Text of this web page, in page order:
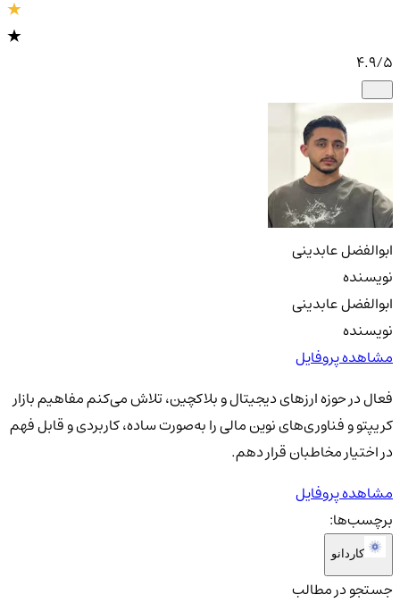
4.9/5
ابوالفضل عابدینی
نویسنده
ابوالفضل عابدینی
نویسنده
مشاهده پروفایل
فعال در حوزه ارزهای دیجیتال و بلاکچین، تلاش می‌کنم مفاهیم بازار
کریپتو و فناوری‌های نوین مالی را به‌صورت ساده، کاربردی و قابل فهم
در اختیار مخاطبان قرار دهم.
مشاهده پروفایل
برچسب‌ها:
کاردانو
جستجو در مطالب